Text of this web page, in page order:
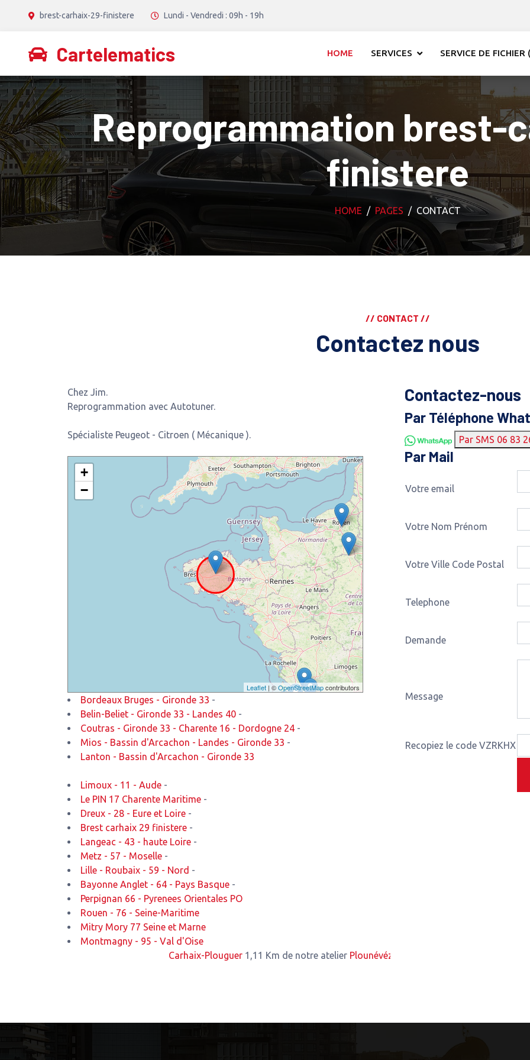
brest-carhaix-29-finistere Lundi - Vendredi : 09h - 19h
Cartelematics HOME SERVICES SERVICE DE FICHIER
Reprogrammation brest-
finistere
HOME PAGES CONTACT
// CONTACT //
Contactez nous
Chez Jim.
Reprogrammation avec Autotuner.
Spécialiste Peugeot - Citroen ( Mécanique ).
+
−
Leaflet | ©OpenStreetMapcontributors
Bordeaux Bruges - Gironde 33 -
Belin-Beliet - Gironde 33 - Landes 40 -
Coutras - Gironde 33 - Charente 16 - Dordogne 24 -
Mios - Bassin d'Arcachon - Landes - Gironde 33 -
Lanton - Bassin d'Arcachon - Gironde 33
Limoux - 11 - Aude -
Le PIN 17 Charente Maritime -
Dreux - 28 - Eure et Loire -
Brest carhaix 29 finistere -
Langeac - 43 - haute Loire -
Metz - 57 - Moselle -
Lille - Roubaix - 59 - Nord -
Bayonne Anglet - 64 - Pays Basque -
Perpignan 66 - Pyrenees Orientales PO
Rouen - 76 - Seine-Maritime
Mitry Mory 77 Seine et Marne
Montmagny - 95 - Val d'Oise
Carhaix-Plouguer1,11 Km de notre atelierPlounévézel3,33 Km de notre atelier
Contactez-nous
Par Téléphone
Par SMS 06 83
Par Mail
Votre email
Votre Nom Prénom
Votre Ville Code Postal
Telephone
Demande
Message
Recopiez le code VZRKHX